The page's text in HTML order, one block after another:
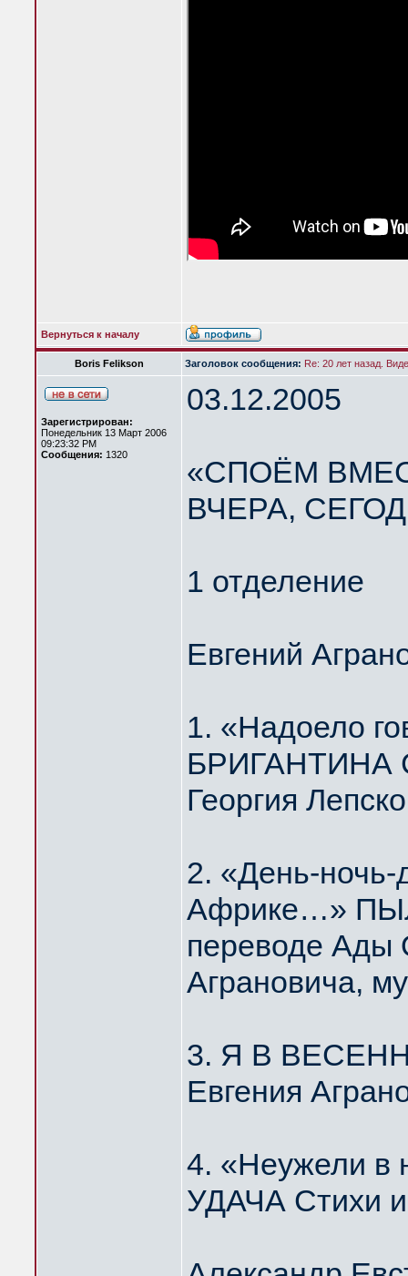
Вернуться к началу
Boris Felikson Заголовок сообщения: Re: 20 лет назад.
Зарегистрирован:
Понедельник 13 Март 2006
09:23:32 PM
Сообщения: 1320
03.12.2005
«СПОЁМ
ВЧЕРА,
1 отделение
Евгений
1. «Надоело
БРИГАНТИНА
Георгия
2. «День-
Африке…»
переводе Ады
Аграновича,
3. Я В
Евгения
4. «Неужели
УДАЧА Стихи и